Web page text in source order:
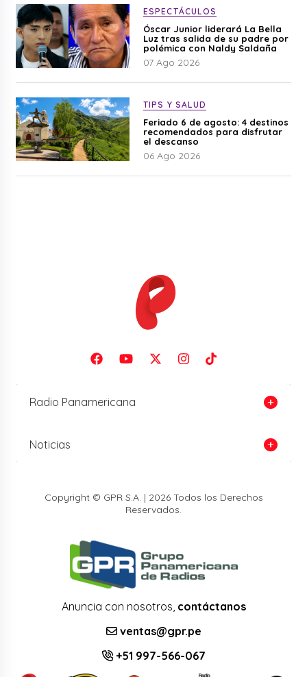
ESPECTÁCULOS
Óscar Junior liderará La Bella
Luz tras salida de su padre por
polémica con Naldy Saldaña
07 Ago 2026
TIPS Y SALUD
Feriado 6 de agosto: 4 destinos
recomendados para disfrutar
el descanso
06 Ago 2026
Radio Panamericana
Noticias
Copyright © GPR S.A. | 2026 Todos los Derechos
Reservados.
Anuncia con nosotros, contáctanos
ventas@gpr.pe
+51 997-566-067